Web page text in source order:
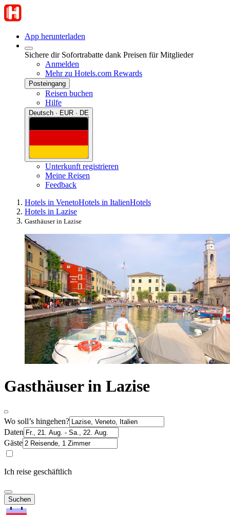
App herunterladen
Sichere dir Sofortrabatte dank Preisen für Mitglieder
Anmelden
Mehr zu Hotels.com Rewards
Posteingang
Reisen buchen
Hilfe
Deutsch · EUR · DE
Unterkunft registrieren
Meine Reisen
Feedback
Hotels in VenetoHotels in ItalienHotels
Hotels in Lazise
Gasthäuser in Lazise
Gasthäuser in Lazise
Wo soll’s hingehen?
Daten
Gäste
Ich reise geschäftlich
Suchen